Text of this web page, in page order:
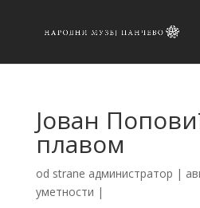
Јован
плавом
od strane администратор |
уметности |